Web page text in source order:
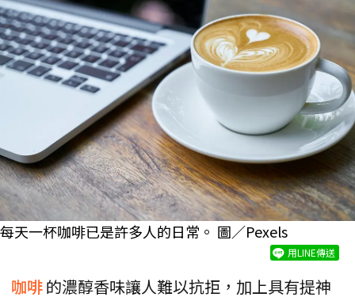
每天一杯咖啡已是許多人的日常。 圖／Pexels
用LINE傳送
咖啡的濃醇香味讓人難以抗拒，加上具有提神